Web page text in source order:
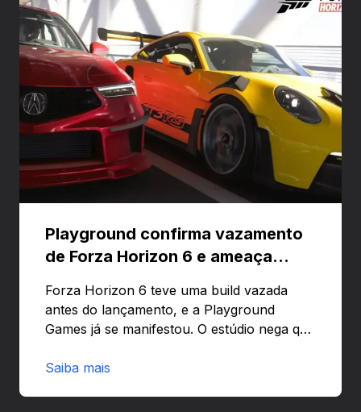
Playground confirma vazamento
de Forza Horizon 6 e ameaça
Forza Horizon 6 teve uma build vazada
antes do lançamento, e a Playground
Games já se manifestou. O estúdio nega que
preload e avisa que quem usar versões não
Saiba mais